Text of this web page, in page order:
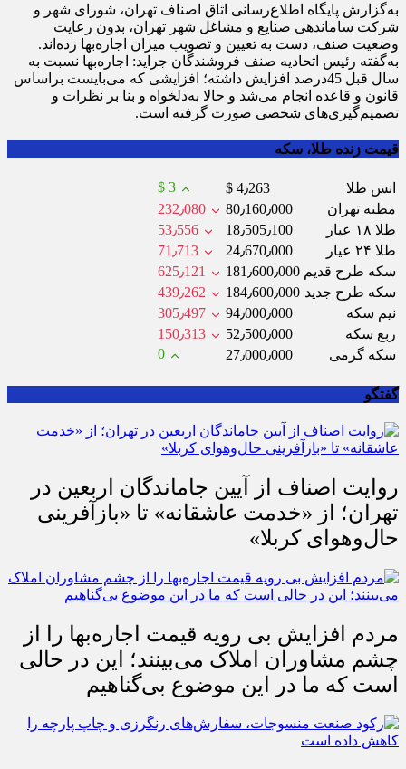
به‌گزارش پایگاه اطلاع‌رسانی اتاق اصناف تهران، شورای شهر و
شرکت ساماندهی صنایع و مشاغل شهر تهران، بدون رعایت
وضعیت صنف، دست به تعیین و تصویب میزان اجاره‌بها زده‌اند.
به‌گفته رئیس اتحادیه صنف فروشندگان جراید: اجاره‌بها نسبت به
سال قبل 45درصد افزایش داشته؛ افزایشی که می‌بایست براساس
قانون و قاعده انجام می‌شد و حالا به‌دلخواه و بنا بر نظرات و
تصمیم‌گیری‌های شخصی صورت گرفته است.
قیمت زنده طلا، سکه
انس طلا $ 4٫263
$ 3
مظنه تهران
80٫160٫000
232٫080
طلا ۱۸ عیار
18٫505٫100
53٫556
طلا ۲۴ عیار
24٫670٫000
71٫713
سکه طرح قدیم 181٫600٫000
625٫121
سکه طرح جدید 184٫600٫000
439٫262
نیم سکه
94٫000٫000
305٫497
ربع سکه
52٫500٫000
150٫313
سکه گرمی
27٫000٫000 0
گفتگو
روایت اصناف از آیین جاماندگان اربعین در
تهران؛ از «خدمت عاشقانه» تا «بازآفرینی
حال‌وهوای کربلا»
مردم افزایش بی رویه قیمت اجاره‌بها را از
چشم مشاوران املاک می‌بینند؛ این در حالی
است که ما در این موضوع بی‌گناهیم